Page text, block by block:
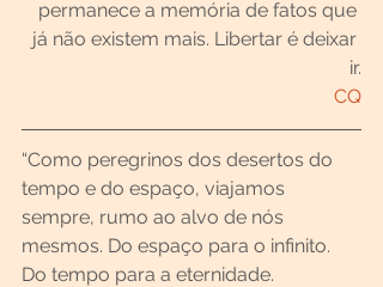
permanece a memória de fatos que
já não existem mais. Libertar é deixar
ir.
CQ
“Como peregrinos dos desertos do
tempo e do espaço, viajamos
sempre, rumo ao alvo de nós
mesmos. Do espaço para o infinito.
Do tempo para a eternidade.